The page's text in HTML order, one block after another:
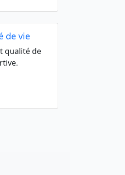
de vie
qualité de